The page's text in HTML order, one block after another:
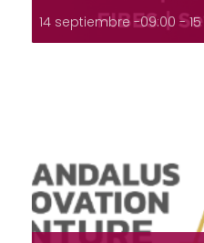
14 septiembre -09:00 -